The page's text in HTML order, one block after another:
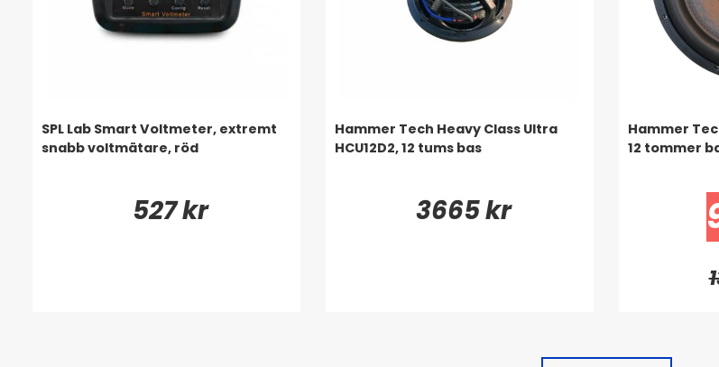
SPL Lab Smart Voltmeter, extremt
snabb voltmätare, röd
527 kr
Hammer Tech Heavy Class Ultra
HCU12D2, 12 tums bas
3665 kr
Hammer
12 tommer